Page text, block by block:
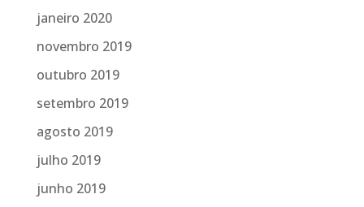
janeiro 2020
novembro 2019
outubro 2019
setembro 2019
agosto 2019
julho 2019
junho 2019